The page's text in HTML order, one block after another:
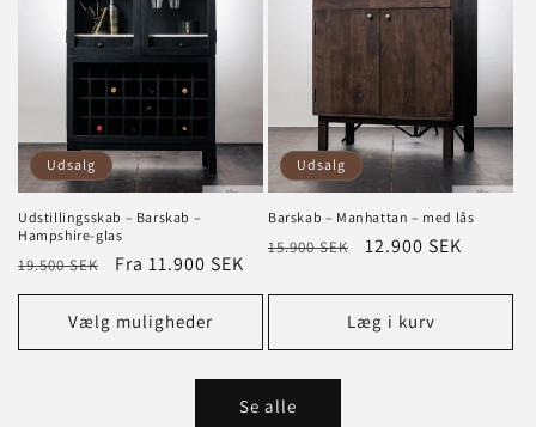
Udsalg
Udstillingsskab – Barskab –
Hampshire-glas
Normalpris
19.500 SEK Tilbudspris
Fra 11.900 SEK
Vælg muligheder
Udsalg
Barskab – Manhattan – med lås
Normalpris
15.900 SEK Tilbudspris
12.900 SEK
Læg i kurv
Se alle